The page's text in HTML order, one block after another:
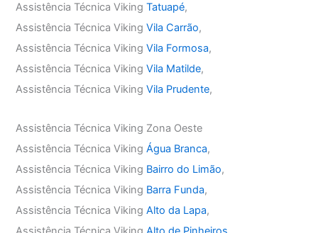
Assistência Técnica VikingTatuapé,
Assistência Técnica VikingVila Carrão,
Assistência Técnica VikingVila Formosa,
Assistência Técnica VikingVila Matilde,
Assistência Técnica VikingVila Prudente,
Assistência Técnica Viking Zona Oeste
Assistência Técnica VikingÁgua Branca,
Assistência Técnica Viking Bairro do Limão,
Assistência Técnica Viking Barra Funda,
Assistência Técnica VikingAlto da Lapa,